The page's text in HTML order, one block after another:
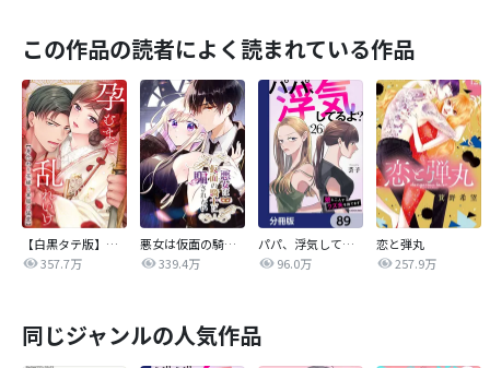
この作品の読者によく読まれている作品
【白黒タテ版】孕むまで乱れいけ～身代わり花嫁と軍服の猛愛
357.7万
悪女は仮面の騎士に騙されない
339.4万
パパ、浮気してるよ？娘と二人でクズ夫を捨てます【分冊版】
96.0万
恋と弾丸
257.9万
同じジャンルの人気作品